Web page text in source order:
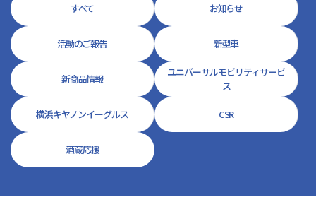
すべて お知らせ
活動のご報告 新型車
新商品情報
ユニバーサルモビリティサービ
ス
横浜キヤノンイーグルス CSR
酒蔵応援